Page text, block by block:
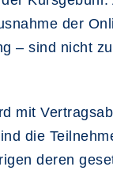
der
– sind nicht
mit
die
deren